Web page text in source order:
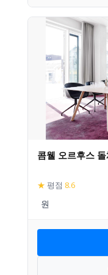
콤웰 오르후스
★ 평점 8.6